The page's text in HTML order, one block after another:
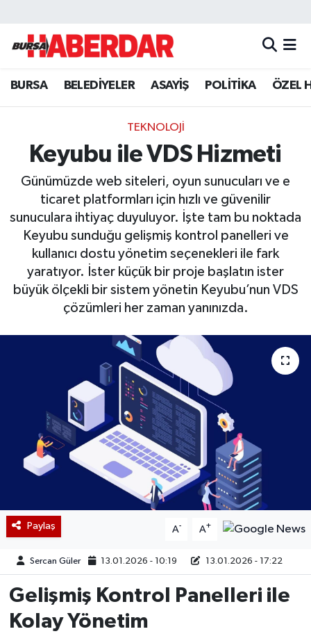
BURSA BELEDİYELER ASAYİŞ POLİTİKA ÖZEL
TEKNOLOJİ
Keyubu ile VDS Hizmeti
Günümüzde web siteleri, oyun sunucuları ve e
ticaret platformları için hızlı ve güvenilir
sunuculara ihtiyaç duyuluyor. İşte tam bu noktada
Keyubu sunduğu gelişmiş kontrol panelleri ve
kullanıcı dostu yönetim seçenekleri ile fark
yaratıyor. İster küçük bir proje başlatın ister
büyük ölçekli bir sistem yönetin Keyubu’nun VDS
çözümleri her zaman yanınızda.
Paylaş A- A+
Sercan Güler 13.01.2026 - 10:19 13.01.2026 - 17:22
Gelişmiş Kontrol Panelleri ile
Kolay Yönetim
Hava Durumu
Trafik Durumu
Süper Lig Puan Durumu ve Fikstür
Tüm Manşetler
Son Dakika Haberleri
Haber Arşivi